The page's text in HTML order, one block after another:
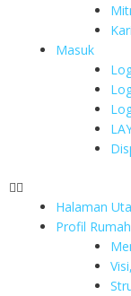
Masuk
Halaman
Profil